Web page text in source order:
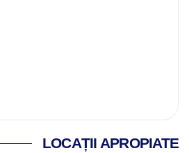
LOCAȚII APROPIATE